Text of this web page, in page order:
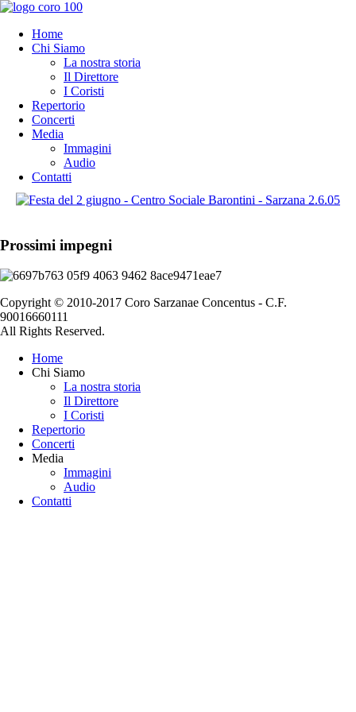
Home
Chi Siamo
La nostra storia
Il Direttore
I Coristi
Repertorio
Concerti
Media
Immagini
Audio
Contatti
Prossimi impegni
Copyright © 2010-2017 Coro Sarzanae Concentus - C.F.
90016660111
All Rights Reserved.
Home
Chi Siamo
La nostra storia
Il Direttore
I Coristi
Repertorio
Concerti
Media
Immagini
Audio
Contatti